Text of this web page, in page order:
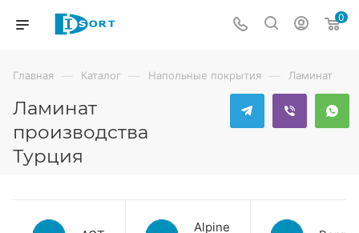
0
Главная — Каталог — Напольные покрытия — Ламинат
Ламинат
производства
Турция
Alpine